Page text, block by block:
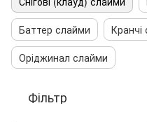
Баттер слайми
Кранчі
Оріджинал слайми
Фільтр